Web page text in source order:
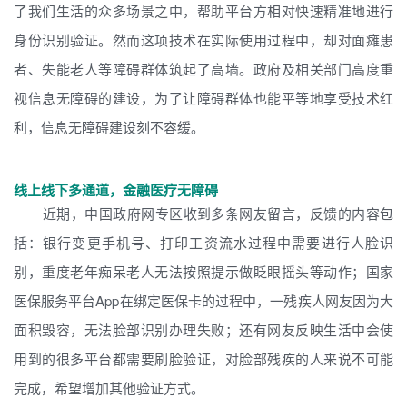
了我们生活的众多场景之中，帮助平台方相对快速精准地进行
身份识别验证。然而这项技术在实际使用过程中，却对面瘫患
者、失能老人等障碍群体筑起了高墙。政府及相关部门高度重
视信息无障碍的建设，为了让障碍群体也能平等地享受技术红
利，信息无障碍建设刻不容缓。
线上线下多通道，金融医疗无障碍
近期，中国政府网专区收到多条网友留言，反馈的内容包
括：银行变更手机号、打印工资流水过程中需要进行人脸识
别，重度老年痴呆老人无法按照提示做眨眼摇头等动作；国家
医保服务平台App在绑定医保卡的过程中，一残疾人网友因为大
面积毁容，无法脸部识别办理失败；还有网友反映生活中会使
用到的很多平台都需要刷脸验证，对脸部残疾的人来说不可能
完成，希望增加其他验证方式。